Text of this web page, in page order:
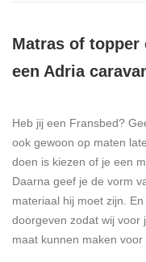
Matras of topper
een Adria
Heb jij een Fransbed?
ook gewoon op maten
doen is kiezen of je een
Daarna geef je de vorm
materiaal hij moet zijn.
doorgeven zodat wij voor
maat kunnen maken voor